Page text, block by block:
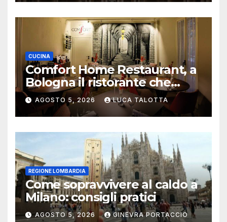
CUCINA
Comfort Home Restaurant, a
Bologna il ristorante che
trasforma l’ospitalità in
un’esperienza di casa
AGOSTO 5, 2026 LUCA TALOTTA
REGIONE LOMBARDIA
Come sopravvivere al caldo a
Milano: consigli pratici
AGOSTO 5, 2026 GINEVRA PORTACCIO